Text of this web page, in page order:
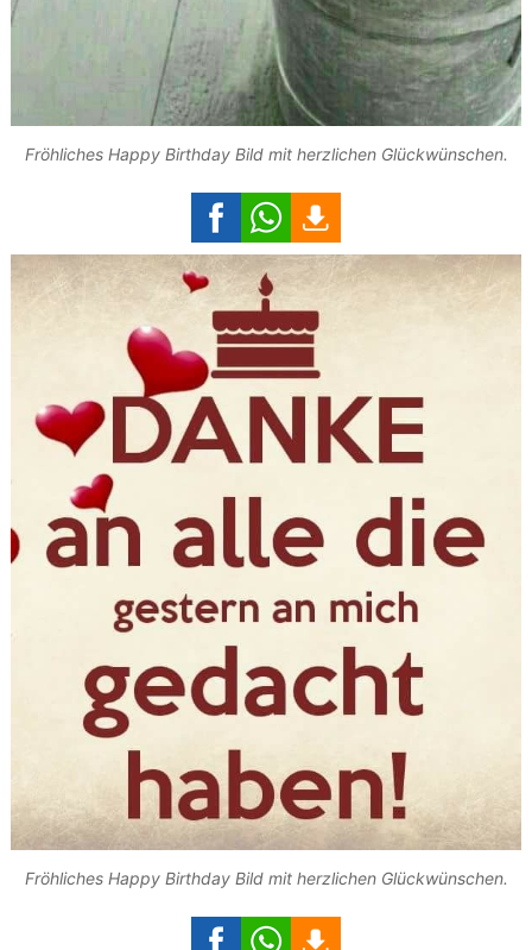
Fröhliches Happy Birthday Bild mit herzlichen Glückwünschen.
Fröhliches Happy Birthday Bild mit herzlichen Glückwünschen.